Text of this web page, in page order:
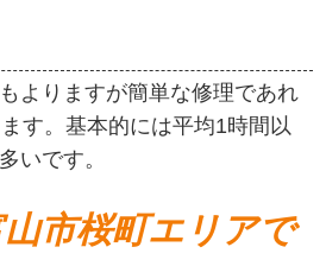
よりますが簡単な修理であれ
す。基本的には平均1時間以
いです。
市桜町エリアで